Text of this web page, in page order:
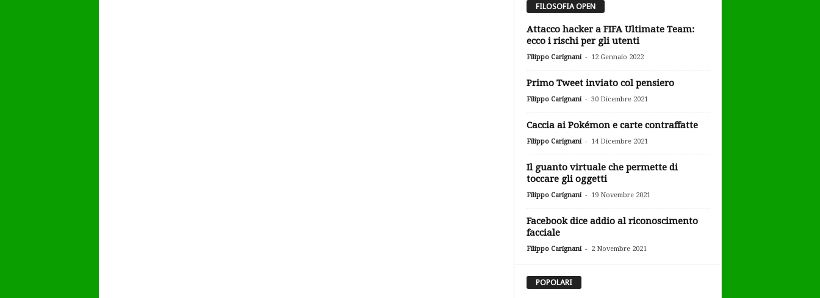
FILOSOFIA OPEN
Attacco hacker a FIFA Ultimate Team:
ecco i rischi per gli utenti
Filippo Carignani - 12 Gennaio 2022
Primo Tweet inviato col pensiero
Filippo Carignani - 30 Dicembre 2021
Caccia ai Pokémon e carte contraffatte
Filippo Carignani - 14 Dicembre 2021
Il guanto virtuale che permette di
toccare gli oggetti
Filippo Carignani - 19 Novembre 2021
Facebook dice addio al riconoscimento
facciale
Filippo Carignani - 2 Novembre 2021
POPOLARI